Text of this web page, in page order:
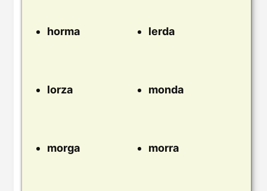
horma lerda
lorza monda
morga morra